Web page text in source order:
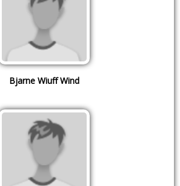
Bjarne Wiuff Wind